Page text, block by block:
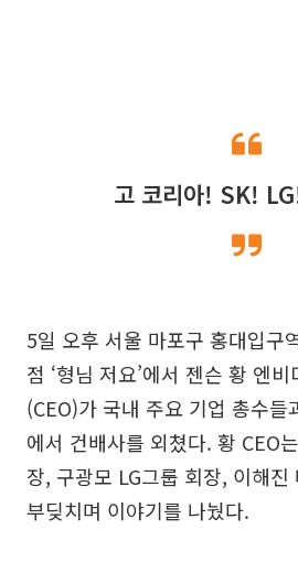
고 코리아! SK!
5일 오후 서울 마포구 홍대입구
점 ‘형님 저요’에서 젠슨 황 엔
(CEO)가 국내 주요 기업 총수들
에서 건배사를 외쳤다. 황 CEO
장, 구광모 LG그룹 회장, 이해
부딪치며 이야기를 나눴다.